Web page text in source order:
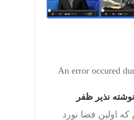
An error occured
نذیر ظفر
که اولین فضا نورد